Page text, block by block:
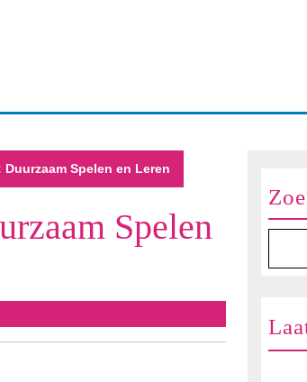
Spelen en Leren
Spelen